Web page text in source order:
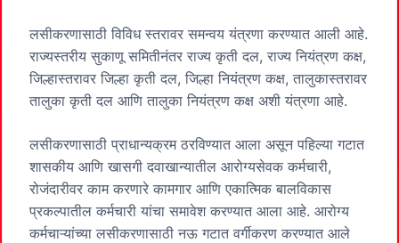
लसीकरणासाठी विविध स्तरावर समन्वय यंत्रणा करण्यात आली आहे.
राज्यस्तरीय सुकाणू समितीनंतर राज्य कृती दल, राज्य नियंत्रण कक्ष,
जिल्हास्तरावर जिल्हा कृती दल, जिल्हा नियंत्रण कक्ष, तालुकास्तरावर
तालुका कृती दल आणि तालुका नियंत्रण कक्ष अशी यंत्रणा आहे.
लसीकरणासाठी प्राधान्यक्रम ठरविण्यात आला असून पहिल्या गटात
शासकीय आणि खासगी दवाखान्यातील आरोग्यसेवक कर्मचारी,
रोजंदारीवर काम करणारे कामगार आणि एकात्मिक बालविकास
प्रकल्पातील कर्मचारी यांचा समावेश करण्यात आला आहे. आरोग्य
कर्मचाऱ्यांच्या लसीकरणासाठी नऊ गटात वर्गीकरण करण्यात आले